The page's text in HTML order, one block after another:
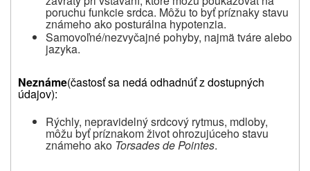
poruchu funkcie srdca. Môžu to byť príznaky stavu
známeho ako posturálna hypotenzia.
Samovoľné/nezvyčajné pohyby, najmä tváre alebo
jazyka.
Neznáme(častosť sa nedá odhadnúť z dostupných
údajov):
Rýchly, nepravidelný srdcový rytmus, mdloby,
môžu byť príznakom život ohrozujúceho stavu
známeho ako Torsades de Pointes.